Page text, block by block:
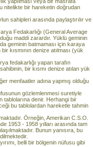
nitelikte bir hareketin doğrudan
sahipleri arasında paylaştırılır ve
Fedakarlığı (General Average
maddi zarardır. Yüklü geminin
geminin batmaması için karaya
kısmının denize atılması (yük
fedakarlığı yapan tarafın
bir kısmı denize atılan yük
menfaatler adına yapmış olduğu
gözlemlenmesi suretiyle
tablolarına denir. Herhangi bir
bu tablolardan hareketle tahmin
Örneğin, Amerikan C.S.O.
1953 - 1958 yılları arasında tam
Bunun yanısıra, bu
belli bir bölgenin nüfusu gibi